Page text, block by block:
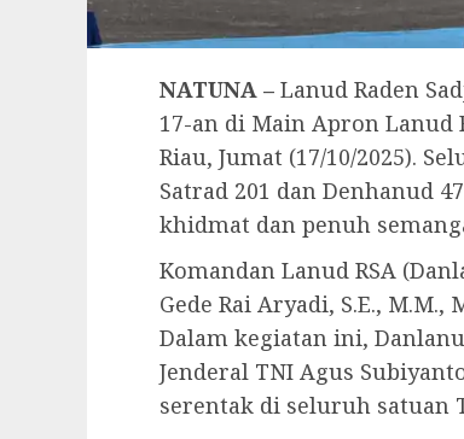
NATUNA – Lanud Raden
17-an di Main Apron Lanud
Riau, Jumat (17/10/2025).
Satrad 201 dan Denhanud
khidmat dan penuh
Komandan Lanud RSA
Gede Rai Aryadi, S.E.,
Dalam kegiatan ini,
Jenderal TNI Agus
serentak di seluruh satuan